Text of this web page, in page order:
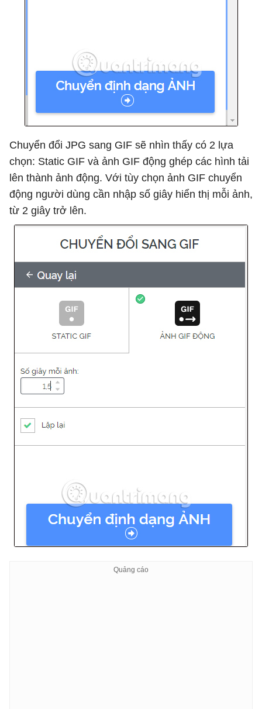
Chuyển đổi JPG sang GIF sẽ nhìn thấy có 2 lựa
chọn: Static GIF và ảnh GIF động ghép các hình tải
lên thành ảnh động. Với tùy chọn ảnh GIF chuyển
động người dùng cần nhập số giây hiển thị mỗi ảnh,
từ 2 giây trở lên.